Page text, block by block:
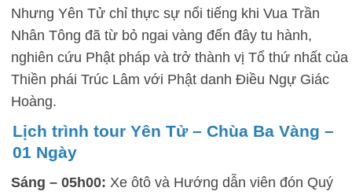
Nhưng Yên Tử chỉ thực sự nổi tiếng khi Vua Trần
Nhân Tông đã từ bỏ ngai vàng đến đây tu hành,
nghiên cứu Phật pháp và trở thành vị Tổ thứ nhất của
Thiền phái Trúc Lâm với Phật danh Điều Ngự Giác
Hoàng.
Lịch trình tour Yên Tử – Chùa Ba Vàng –
01 Ngày
Sáng – 05h00: Xe ôtô và Hướng dẫn viên đón Quý